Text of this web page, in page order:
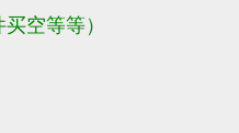
空等等）